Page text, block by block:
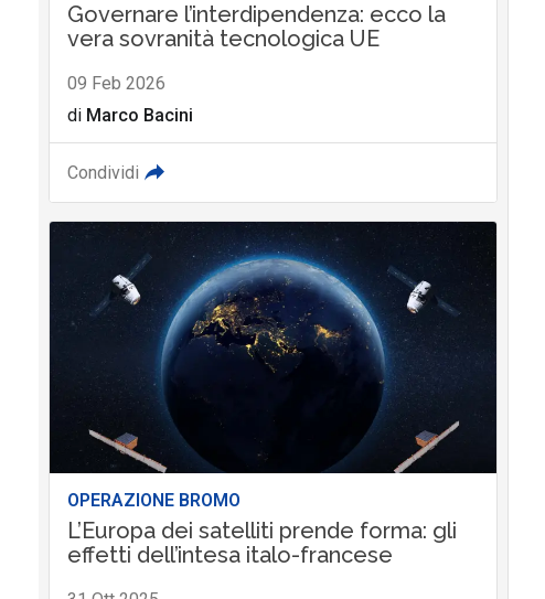
Governare l’interdipendenza: ecco la
vera sovranità tecnologica UE
09 Feb 2026
di Marco Bacini
Condividi
OPERAZIONE BROMO
L’Europa dei satelliti prende forma: gli
effetti dell’intesa italo-francese